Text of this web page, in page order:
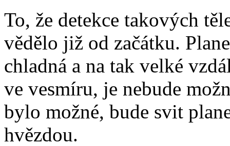
To, že detekce takových
vědělo již od začátku.
chladná a na tak velké
ve vesmíru, je nebude
bylo možné, bude svit
hvězdou.